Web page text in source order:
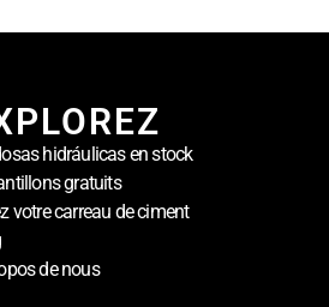
hidráulicas en stock
gratuits
votre carreau de ciment
de nous